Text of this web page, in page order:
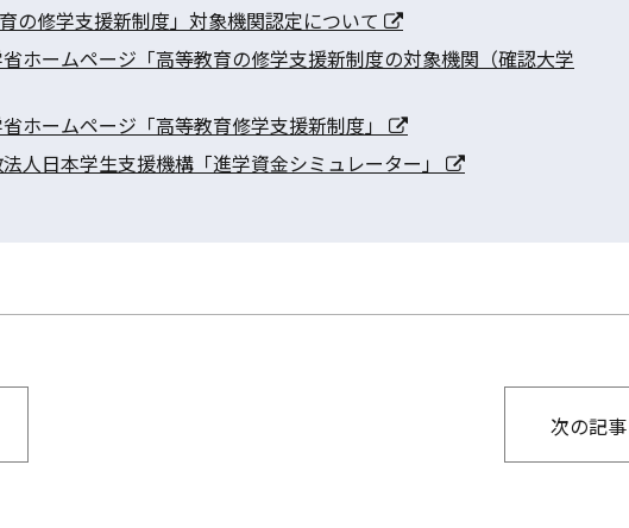
の修学支援新制度」対象機関認定について
ホームページ「高等教育の修学支援新制度の対象機関（確認大学
ホームページ「高等教育修学支援新制度」
人日本学生支援機構「進学資金シミュレーター」
次の記事